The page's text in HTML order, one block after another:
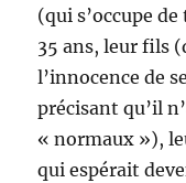
(qui s’occupe
35 ans, leur fils
l’innocence de
précisant qu’il
« normaux »),
qui espérait